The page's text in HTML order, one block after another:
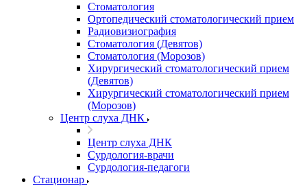
Стоматология
Ортопедический стоматологический прием
Радиовизиография
Стоматология (Девятов)
Стоматология (Морозов)
Хирургический стоматологический прием
(Девятов)
Хирургический стоматологический прием
(Морозов)
Центр слуха ДНК
Центр слуха ДНК
Сурдология-врачи
Сурдология-педагоги
Стационар